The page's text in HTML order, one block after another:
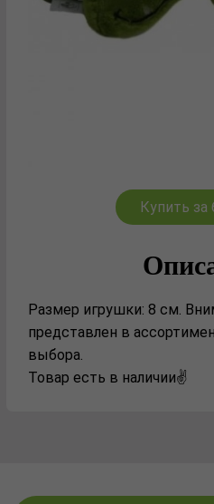
Купить за
Размер игрушки: 8 см.
представлен в
выбора.
Товар есть в наличии✌️